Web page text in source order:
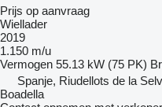
Prijs op aanvraag
Wiellader
2019
1.150 m/u
Vermogen 55.13 kW (75 PK)
Spanje, Riudellots de la
Boadella